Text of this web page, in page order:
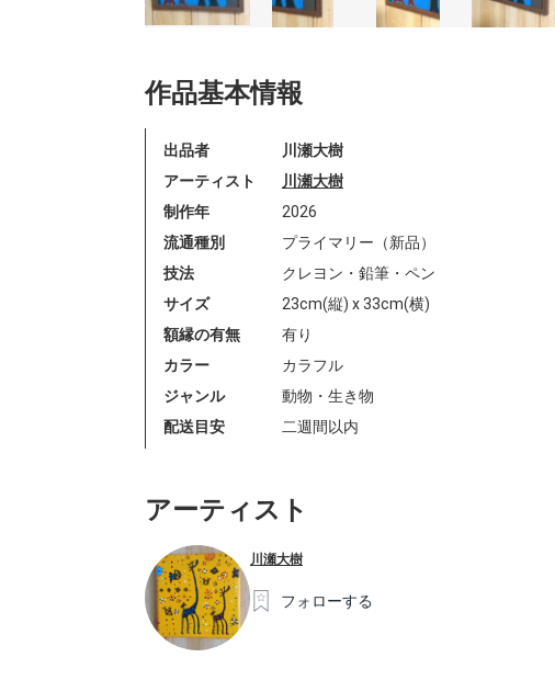
作品基本情報
出品者
川瀬大樹
アーティスト
川瀬大樹
制作年
2026
流通種別
プライマリー（新品）
技法
クレヨン・鉛筆・ペン
サイズ
23cm(縦) x 33cm(横)
額縁の有無
有り
カラー
カラフル
ジャンル
動物・生き物
配送目安
二週間以内
アーティスト
川瀬大樹
フォローする